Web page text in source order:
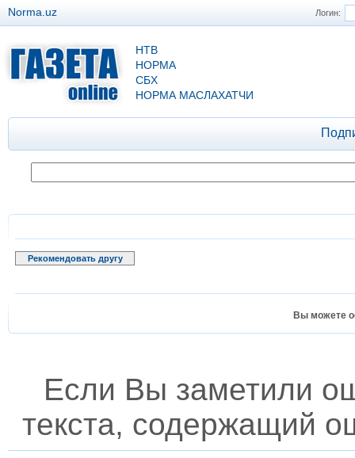
Логин:
Norma.uz
НТВ
НОРМА
СБХ
НОРМА МАСЛАХАТЧИ
Рекомендовать другу
Вы можете
Если Вы заметили
текста, содержащий